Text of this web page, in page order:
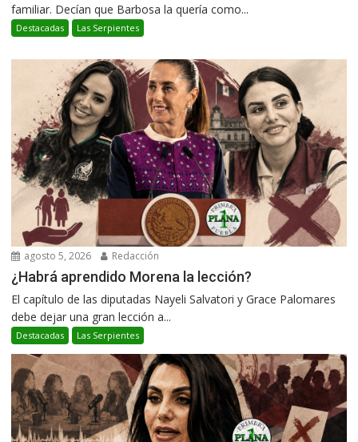
familiar. Decían que Barbosa la quería como...
Destacadas Las Serpientes
agosto 5, 2026 Redacción
¿Habrá aprendido Morena la lección?
El capítulo de las diputadas Nayeli Salvatori y Grace Palomares
debe dejar una gran lección a...
Destacadas Las Serpientes